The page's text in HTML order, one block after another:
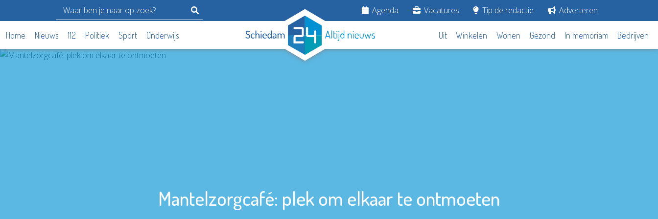
Agenda Vacatures Tip de redactie Adverteren
Home Nieuws 112 Politiek Sport Onderwijs Uit Winkelen Wonen Gezond In memoriam Bedrijven
Mantelzorgcafé: plek om elkaar te ontmoeten